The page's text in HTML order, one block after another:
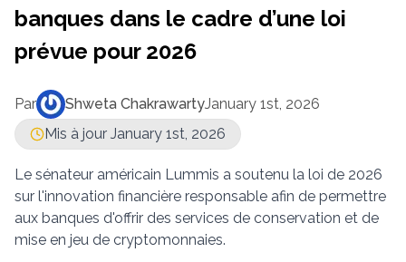
banques dans le cadre d’une loi
prévue pour 2026
Par Shweta ChakrawartyJanuary 1st, 2026
Mis à jour January 1st, 2026
Le sénateur américain Lummis a soutenu la loi de 2026
sur l'innovation financière responsable afin de permettre
aux banques d'offrir des services de conservation et de
mise en jeu de cryptomonnaies.